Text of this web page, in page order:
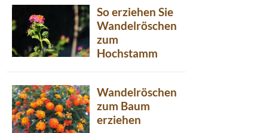
So erziehen Sie
Wandelröschen
zum
Hochstamm
Wandelröschen
zum Baum
erziehen